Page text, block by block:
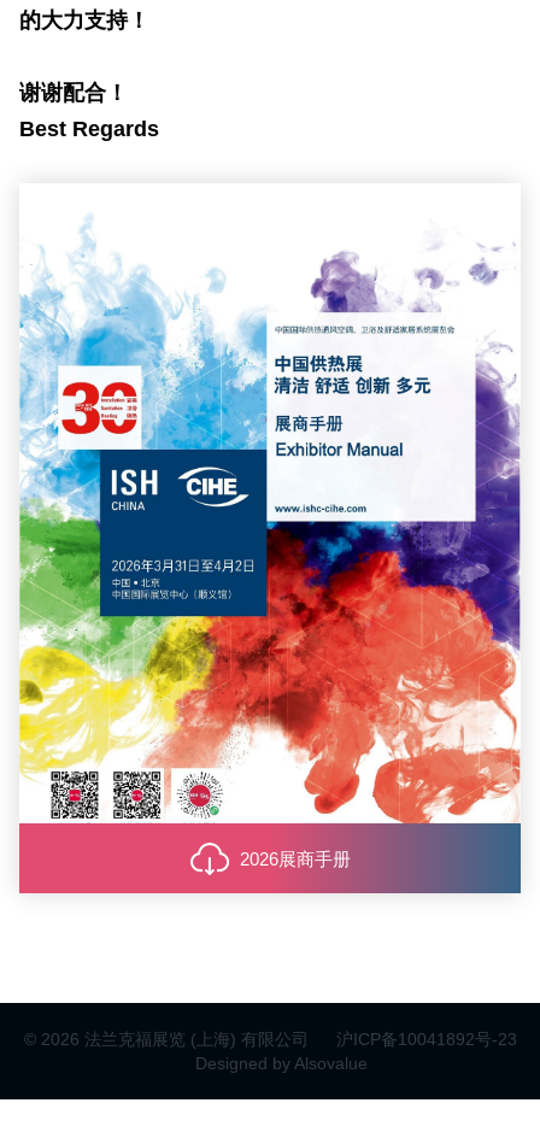
的大力支持！
谢谢配合！
Best Regards
2026展商手册
© 2026 法兰克福展览 (上海) 有限公司
沪ICP备10041892号-23
Designed by Alsovalue